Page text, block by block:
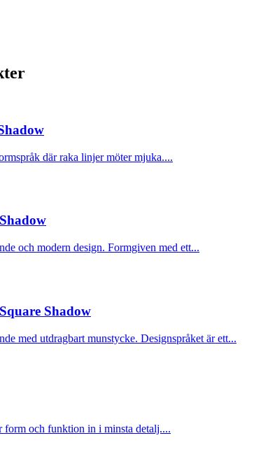
där raka linjer möter mjuka....
och modern design. Formgiven med ett...
Shadow
med utdragbart munstycke. Designspråket är ett...
form och funktion in i minsta detalj....